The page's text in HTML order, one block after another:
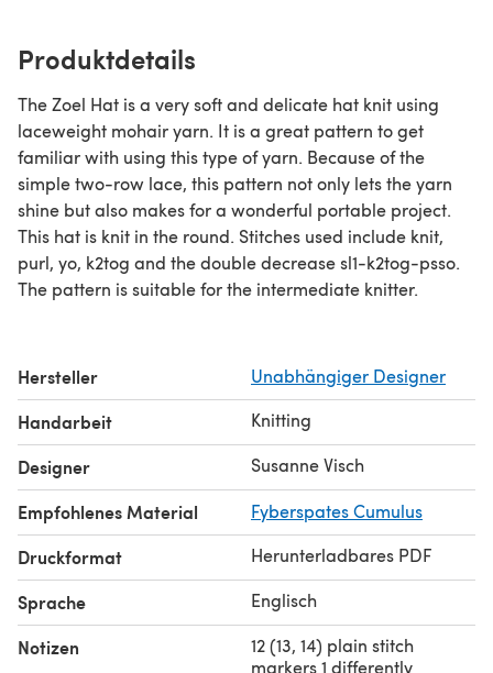
Produktdetails
The Zoel Hat is a very soft and delicate hat knit using
laceweight mohair yarn. It is a great pattern to get
familiar with using this type of yarn. Because of the
simple two-row lace, this pattern not only lets the yarn
shine but also makes for a wonderful portable project.
This hat is knit in the round. Stitches used include knit,
purl, yo, k2tog and the double decrease sl1-k2tog-psso.
The pattern is suitable for the intermediate knitter.
Hersteller Unabhängiger Designer
Handarbeit Knitting
Designer Susanne Visch
Empfohlenes Material Fyberspates Cumulus
Druckformat Herunterladbares PDF
Sprache Englisch
Notizen
12 (13, 14) plain stitch
markers 1 differently